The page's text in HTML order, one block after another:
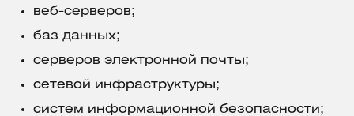
веб-серверов;
баз данных;
серверов электронной почты;
сетевой инфраструктуры;
систем информационной безопасности;